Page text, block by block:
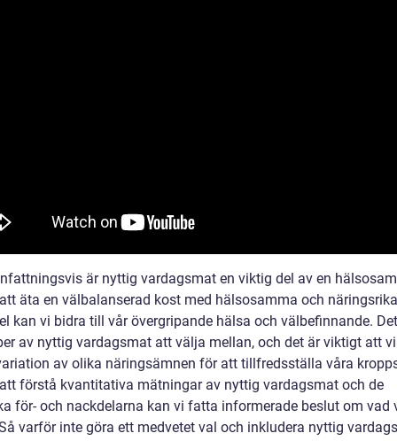
är nyttig vardagsmat en viktig del av en
äta en välbalanserad kost med hälsosamma och näringsrika
kan vi bidra till vår övergripande hälsa och välbefinnande.
av nyttig vardagsmat att välja mellan, och det är viktigt att
av olika näringsämnen för att tillfredsställa våra
förstå kvantitativa mätningar av nyttig vardagsmat och de
för- och nackdelarna kan vi fatta informerade beslut om vad
varför inte göra ett medvetet val och inkludera nyttig